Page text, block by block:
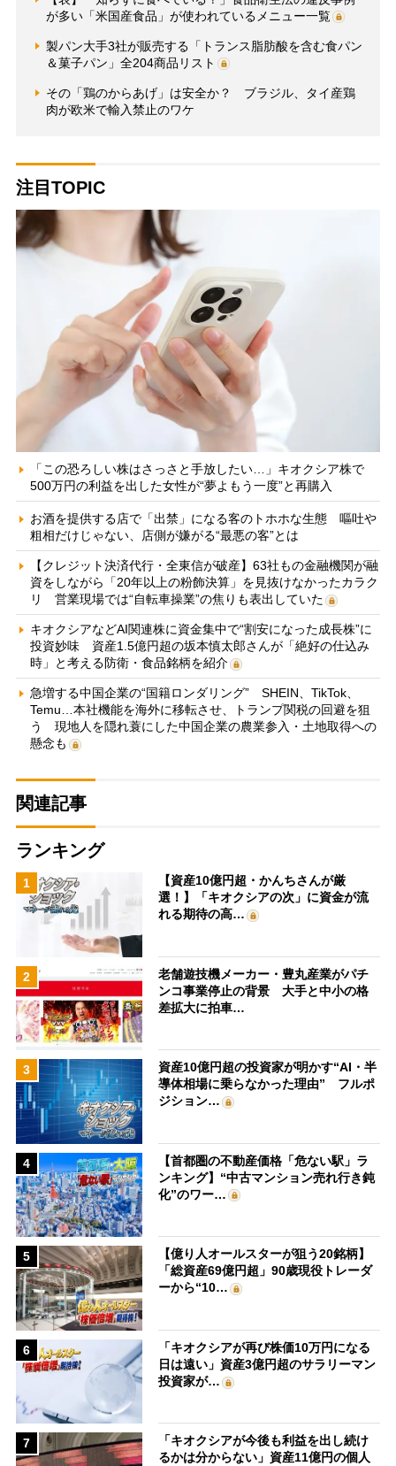
が多い「米国産食品」が使われているメニュー一覧
製パン大手3社が販売する「トランス脂肪酸を含む食パン
＆菓子パン」全204商品リスト
その「鶏のからあげ」は安全か？ ブラジル、タイ産鶏
肉が欧米で輸入禁止のワケ
注目TOPIC
「この恐ろしい株はさっさと手放したい…」キオクシア株で
500万円の利益を出した女性が“夢よもう一度”と再購入
お酒を提供する店で「出禁」になる客のトホホな生態 嘔吐や
粗相だけじゃない、店側が嫌がる“最悪の客”とは
【クレジット決済代行・全東信が破産】63社もの金融機関が融
資をしながら「20年以上の粉飾決算」を見抜けなかったカラク
リ 営業現場では“自転車操業”の焦りも表出していた
キオクシアなどAI関連株に資金集中で“割安になった成長株”に
投資妙味 資産1.5億円超の坂本慎太郎さんが「絶好の仕込み
時」と考える防衛・食品銘柄を紹介
急増する中国企業の“国籍ロンダリング” SHEIN、TikTok、
Temu…本社機能を海外に移転させ、トランプ関税の回避を狙
う 現地人を隠れ蓑にした中国企業の農業参入・土地取得への
懸念も
関連記事
ランキング
1
【資産10億円超・かんちさんが厳
選！】「キオクシアの次」に資金が流
れる期待の高…
2
老舗遊技機メーカー・豊丸産業がパチ
ンコ事業停止の背景 大手と中小の格
差拡大に拍車…
3
資産10億円超の投資家が明かす“AI・半
導体相場に乗らなかった理由” フルポ
ジション…
4
【首都圏の不動産価格「危ない駅」ラ
ンキング】“中古マンション売れ行き鈍
化”のワー…
5
【億り人オールスターが狙う20銘柄】
「総資産69億円超」90歳現役トレーダ
ーから“10…
6
「キオクシアが再び株価10万円になる
日は遠い」資産3億円超のサラリーマン
投資家が…
7
「キオクシアが今後も利益を出し続け
るかは分からない」資産11億円の個人